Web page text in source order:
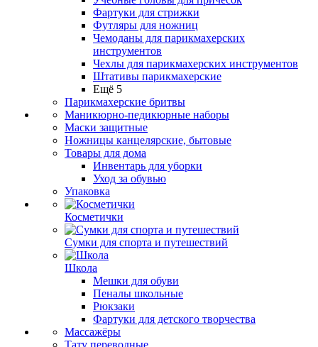
Фартуки для стрижки
Футляры для ножниц
Чемоданы для парикмахерских
инструментов
Чехлы для парикмахерских инструментов
Штативы парикмахерские
Ещё 5
Парикмахерские бритвы
Маникюрно-педикюрные наборы
Маски защитные
Ножницы канцелярские, бытовые
Товары для дома
Инвентарь для уборки
Уход за обувью
Упаковка
Косметички
Сумки для спорта и путешествий
Школа
Мешки для обуви
Пеналы школьные
Рюкзаки
Фартуки для детского творчества
Массажёры
Тату переводные